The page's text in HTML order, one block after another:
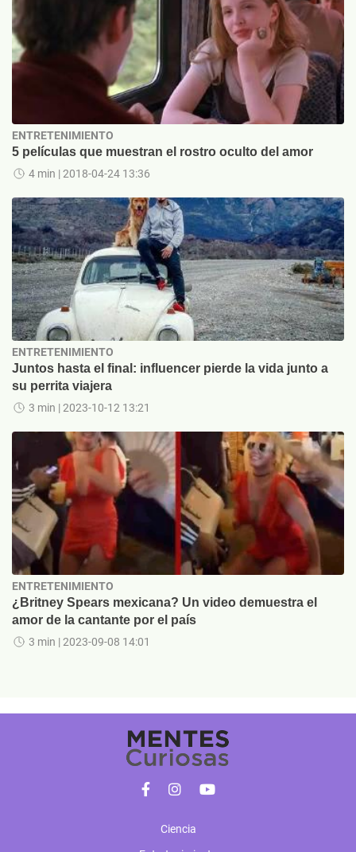
ENTRETENIMIENTO
5 películas que muestran el rostro oculto del amor
4 min | 2018-04-24 13:36
ENTRETENIMIENTO
Juntos hasta el final: influencer pierde la vida junto a
su perrita viajera
3 min | 2023-10-12 13:21
ENTRETENIMIENTO
¿Britney Spears mexicana? Un video demuestra el
amor de la cantante por el país
3 min | 2023-09-08 14:01
Ciencia